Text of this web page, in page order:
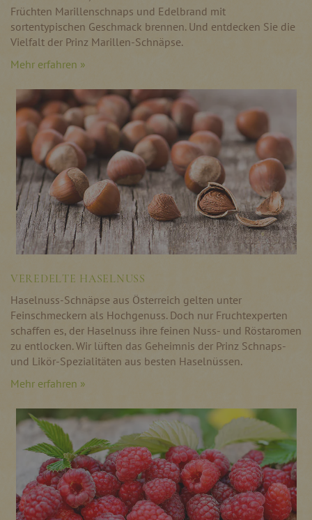
Früchten Marillenschnaps und Edelbrand mit
sortentypischen Geschmack brennen. Und entdecken Sie die
Vielfalt der Prinz Marillen-Schnäpse.
Mehr erfahren »
VEREDELTE HASELNUSS
Haselnuss-Schnäpse aus Österreich gelten unter
Feinschmeckern als Hochgenuss. Doch nur Fruchtexperten
schaffen es, der Haselnuss ihre feinen Nuss- und Röstaromen
zu entlocken. Wir lüften das Geheimnis der Prinz Schnaps-
und Likör-Spezialitäten aus besten Haselnüssen.
Mehr erfahren »